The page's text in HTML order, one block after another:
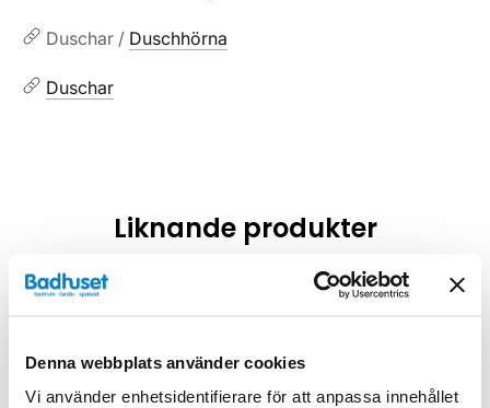
Denna webbplats använder cookies
Vi använder enhetsidentifierare för att anpassa innehållet
Duschar / Duschhörna
Duschar
Liknande produkter